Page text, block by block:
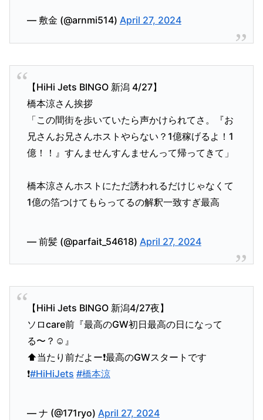
— 敷金 (@arnmi514) April 27, 2024
【HiHi Jets BINGO 新潟 4/27】
橋本涼さん挨拶
「この間街を歩いていたら声かけられてさ。『お
兄さんお兄さんホストやらない？1億稼げるよ！1
億！！』すんませんすんませんって帰ってきて」
橋本涼さんホストにただ誘われるだけじゃなくて
1億の箔つけてもらってるの解釈一致すぎ最高
— 前髪 (@parfait_54618) April 27, 2024
【HiHi Jets BINGO 新潟4/27夜】
ソロcare前『最高のGW初日最高の日になって
る〜？☺️』
⬆️当たり前だよー❗️最高のGWスタートです
❗️#HiHiJets #橋本涼
— ナ (@171ryo) April 27, 2024